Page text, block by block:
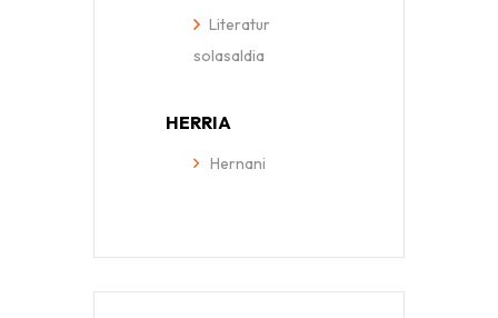
Literatur
solasaldia
HERRIA
Hernani